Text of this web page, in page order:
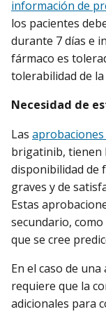
información de
los pacientes
durante 7 días e
fármaco es
tolerabilidad de
Necesidad de
Las aprobaciones
brigatinib, tienen
disponibilidad de
graves y de
Estas
secundario,
que se cree
En el caso de
requiere que la
adicionales para